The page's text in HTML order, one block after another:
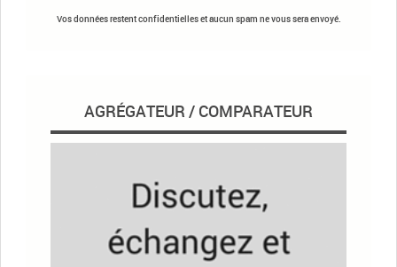
Vos données restent confidentielles et aucun spam ne vous sera envoyé.
AGRÉGATEUR / COMPARATEUR